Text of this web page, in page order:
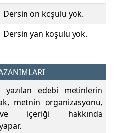
Dersin ön koşulu yok.
Dersin yan koşulu yok.
yazılan edebi metinlerin
metnin organizasyonu,
içeriği hakkında